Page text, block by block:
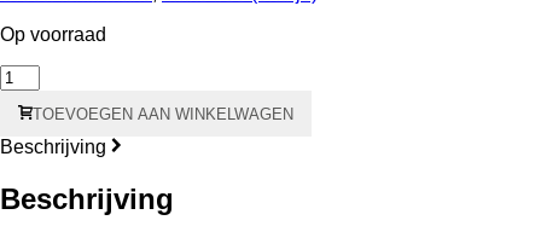
Op voorraad
2150
Aurifil
Makò
#50
-
TOEVOEGEN AAN WINKELWAGEN
Beschrijving
Beschrijving